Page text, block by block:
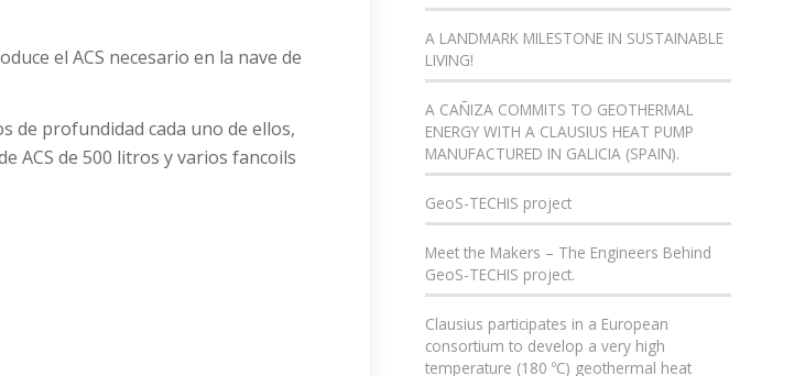
el ACS necesario en la nave de
de profundidad cada uno de ellos,
ACS de 500 litros y varios fancoils
A LANDMARK MILESTONE IN SUSTAINABLE
LIVING!
A CAÑIZA COMMITS TO GEOTHERMAL
ENERGY WITH A CLAUSIUS HEAT PUMP
MANUFACTURED IN GALICIA (SPAIN).
GeoS-TECHIS project
Meet the Makers – The Engineers Behind
GeoS-TECHIS project.
Clausius participates in a European
consortium to develop a very high
temperature (180 ºC) geothermal heat